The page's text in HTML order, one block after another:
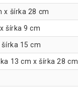
x šírka 28 cm
šírka 9 cm
15 cm
13 cm x šírka 28 cm